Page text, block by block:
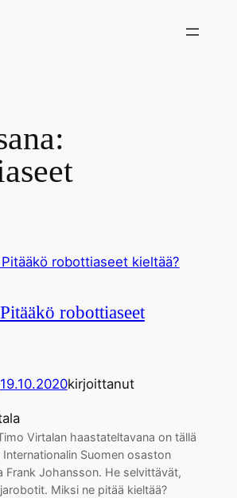
robottiaseet
19.10.2020kirjoittanut
Virtalan haastateltavana on tällä
Suomen osaston
Frank Johansson. He selvittävät,
Miksi ne pitää kieltää?